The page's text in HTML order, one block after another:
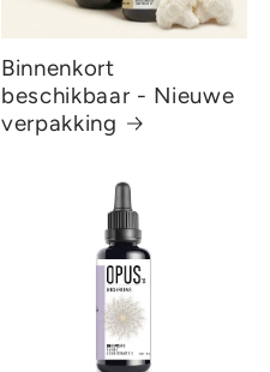
Binnenkort
beschikbaar - Nieuwe
verpakking